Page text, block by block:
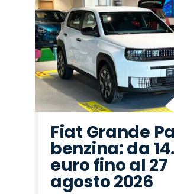
Fiat Grande
benzina: da
euro fino al 27
agosto 2026